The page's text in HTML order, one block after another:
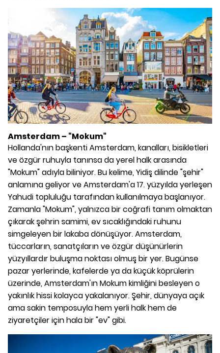
Amsterdam – "Mokum"
Hollanda'nın başkenti Amsterdam, kanalları, bisikletleri
ve özgür ruhuyla tanınsa da yerel halk arasında
"Mokum" adıyla biliniyor. Bu kelime, Yidiş dilinde "şehir"
anlamına geliyor ve Amsterdam'a 17. yüzyılda yerleşen
Yahudi topluluğu tarafından kullanılmaya başlanıyor.
Zamanla "Mokum", yalnızca bir coğrafi tanım olmaktan
çıkarak şehrin samimi, ev sıcaklığındaki ruhunu
simgeleyen bir lakaba dönüşüyor. Amsterdam,
tüccarların, sanatçıların ve özgür düşünürlerin
yüzyıllardır buluşma noktası olmuş bir yer. Bugünse
pazar yerlerinde, kafelerde ya da küçük köprülerin
üzerinde, Amsterdam'ın Mokum kimliğini besleyen o
yakınlık hissi kolayca yakalanıyor. Şehir, dünyaya açık
ama sakin temposuyla hem yerli halk hem de
ziyaretçiler için hala bir "ev" gibi.